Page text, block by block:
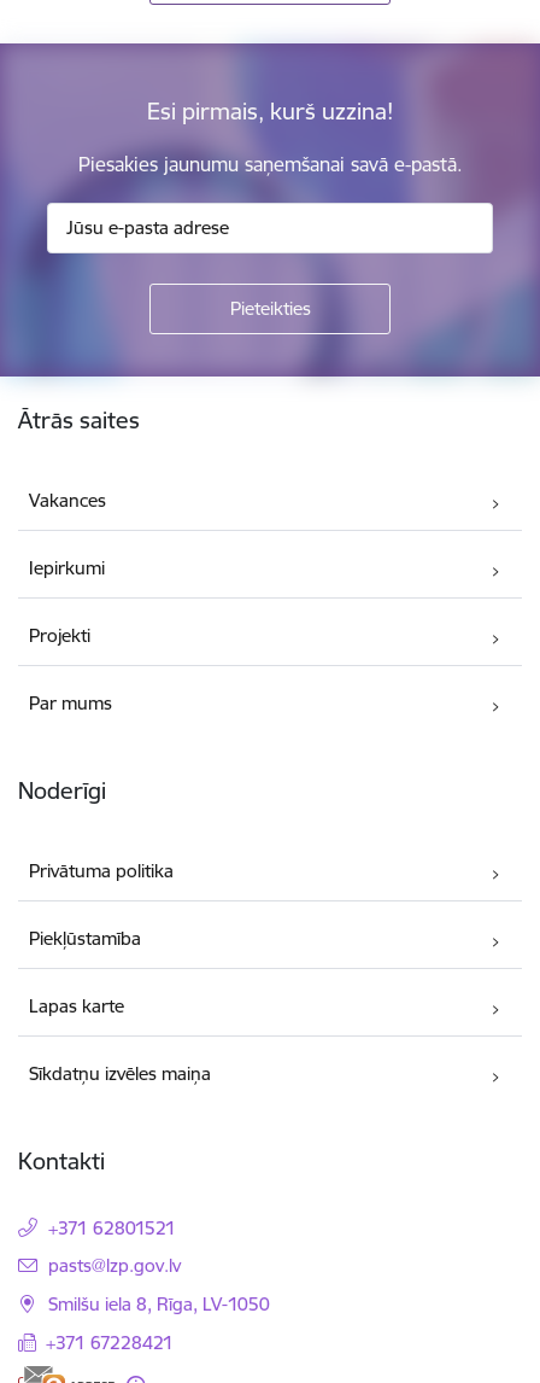
Esi pirmais, kurš uzzina!
Piesakies jaunumu saņemšanai savā e-pastā.
Kājene
Ātrās saites
Vakances
Iepirkumi
Projekti
Par mums
Noderīgi
Privātuma politika
Piekļūstamība
Lapas karte
Sīkdatņu izvēles maiņa
Kontakti
+371 62801521
E-pasts:
pasts@lzp.gov.lv
Smilšu iela 8, Rīga, LV-1050
+371 67228421